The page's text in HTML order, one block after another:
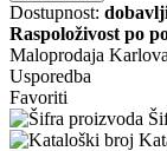
Dostupnost:
Raspoloživost po
Maloprodaja
Usporedba
Favoriti